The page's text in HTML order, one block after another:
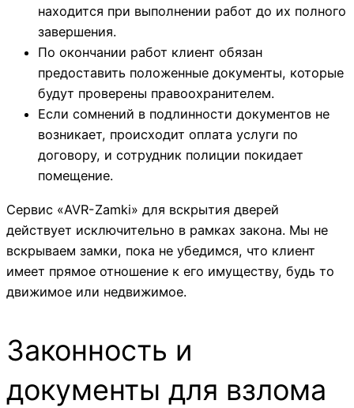
находится при выполнении работ до их полного
завершения.
По окончании работ клиент обязан
предоставить положенные документы, которые
будут проверены правоохранителем.
Если сомнений в подлинности документов не
возникает, происходит оплата услуги по
договору, и сотрудник полиции покидает
помещение.
Сервис «AVR-Zamki» для вскрытия дверей
действует исключительно в рамках закона. Мы не
вскрываем замки, пока не убедимся, что клиент
имеет прямое отношение к его имуществу, будь то
движимое или недвижимое.
Законность и
документы для взлома